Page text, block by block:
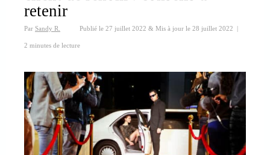
retenir
Par Sandy R. Publié le 27 juillet 2022 & Mis à jour le 28 juillet 2022 |
2 minutes de lecture